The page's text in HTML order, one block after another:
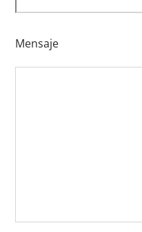
Mensaje